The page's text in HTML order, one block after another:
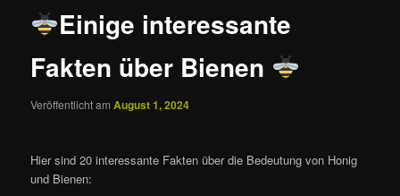
Einige interessante
Fakten über Bienen
Veröffentlicht amAugust 1, 2024
Hier sind 20 interessante Fakten über die Bedeutung von Honig
und Bienen: